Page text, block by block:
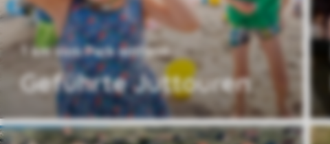
Geführte Juttouren
1 km vom Park entfernt